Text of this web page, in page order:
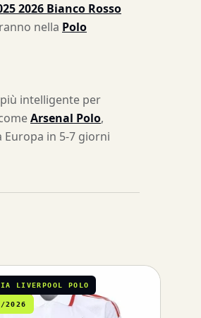
2026 Bianco Rosso
nella Polo
intelligente per
Arsenal Polo,
Europa in 5-7 giorni
LIVERPOOL POLO
2026